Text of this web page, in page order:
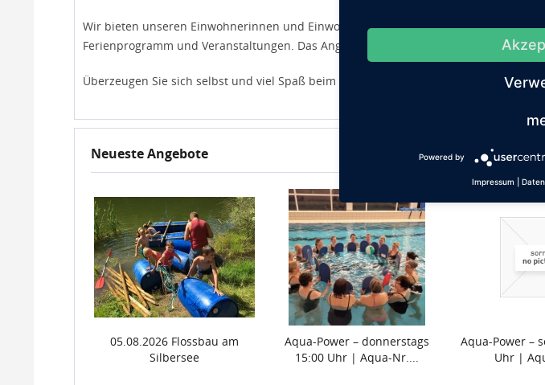
Wir bieten unseren Einwohnerinnen und Einwohner vom Kleinkind bis zum
Ferienprogramm und Veranstaltungen. Das Angebot wird laufend erweitert.
Überzeugen Sie sich selbst und viel Spaß beim stöbern!
Neueste Angebote
05.08.2026 Flossbau am
Silbersee
Aqua-Power – donnerstags
15:00 Uhr | Aqua-Nr....
Aqua-Power –
Uhr |
Powered by
Impressum